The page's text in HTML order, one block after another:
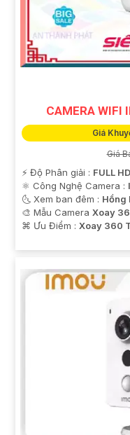
CAMERA WIFI
Giá
Giá
️⚡ Độ Phân giải : FULL
⚛️ Công Nghệ Camera :
🌜 Xem ban đêm : Hồng
🎨 Mẫu Camera Xoay
️⌘ Ưu Điểm : Xoay 360